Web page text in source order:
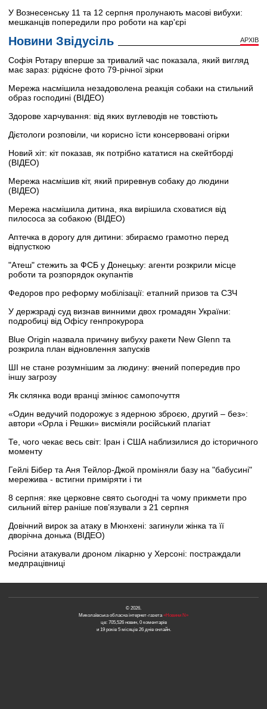
У Вознесенську 11 та 12 серпня пролунають масові вибухи:
мешканців попередили про роботи на кар'єрі
Новини Звідусіль АРХІВ
Софія Ротару вперше за тривалий час показала, який вигляд
має зараз: рідкісне фото 79-річної зірки
Мережа насмішила незадоволена реакція собаки на стильний
образ господині (ВІДЕО)
Здорове харчування: від яких вуглеводів не товстіють
Дієтологи розповіли, чи корисно їсти консервовані огірки
Новий хіт: кіт показав, як потрібно кататися на скейтборді
(ВІДЕО)
Мережа насмішив кіт, який приревнув собаку до людини
(ВІДЕО)
Мережа насмішила дитина, яка вирішила сховатися від
пилососа за собакою (ВІДЕО)
Аптечка в дорогу для дитини: збираємо грамотно перед
відпусткою
"Атеш" стежить за ФСБ у Донецьку: агенти розкрили місце
роботи та розпорядок окупантів
Федоров про реформу мобілізації: етапний призов та СЗЧ
У держзраді суд визнав винними двох громадян України:
подробиці від Офісу генпрокурора
Blue Origin назвала причину вибуху ракети New Glenn та
розкрила план відновлення запусків
ШІ не стане розумнішим за людину: вчений попередив про
іншу загрозу
Як склянка води вранці змінює самопочуття
«Один ведучий подорожує з ядерною зброєю, другий – без»:
автори «Орла і Решки» висміяли російський плагіат
Те, чого чекає весь світ: Іран і США наблизилися до історичного
моменту
Гейлі Бібер та Аня Тейлор-Джой проміняли базу на "бабусині"
мережива - встигни приміряти і ти
8 серпня: яке церковне свято сьогодні та чому прикмети про
сильний вітер раніше пов’язували з 21 серпня
Довічний вирок за атаку в Мюнхені: загинули жінка та її
дворічна донька (ВІДЕО)
Росіяни атакували дроном лікарню у Херсоні: постраждали
медпрацівниці
© 2026.
Миколаївська обласна інтернет-газета«Новини N»
це: 705,526 новин, 0 коментарів
и 19 років 5 місяців 26 днів онлайн.